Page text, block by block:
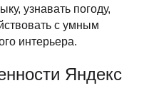
узнавать погоду,
с умным
интерьера.
Яндекс